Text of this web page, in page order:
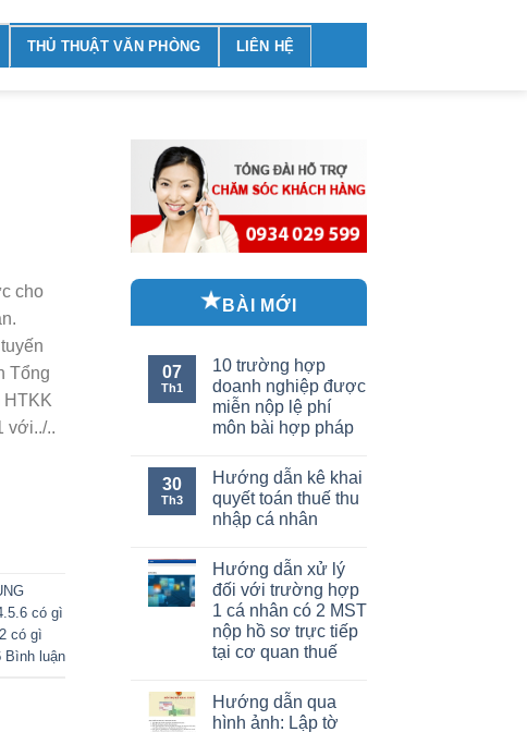
THỦ THUẬT VĂN PHÒNG LIÊN HỆ
cho
Tổng
HTKK
với../..
có gì
có gì
Bình luận
BÀI MỚI
07
Th1
10 trường hợp
doanh nghiệp được
miễn nộp lệ phí
môn bài hợp pháp
30
Th3
Hướng dẫn kê khai
quyết toán thuế thu
nhập cá nhân
Hướng dẫn xử lý
đối với trường hợp
1 cá nhân có 2 MST
nộp hồ sơ trực tiếp
tại cơ quan thuế
Hướng dẫn qua
hình ảnh: Lập tờ